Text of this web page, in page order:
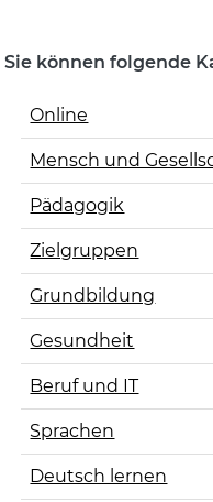
Sie können folgende
Online
Mensch und
Pädagogik
Zielgruppen
Grundbildung
Gesundheit
Beruf und IT
Sprachen
Deutsch lernen